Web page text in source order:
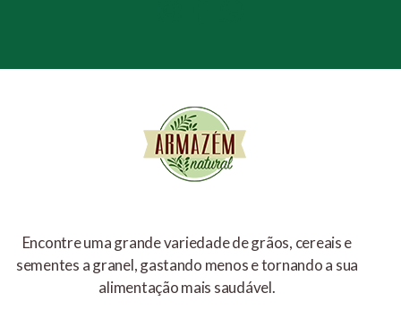
Encontre uma grande variedade de grãos, cereais e
sementes a granel, gastando menos e tornando a sua
alimentação mais saudável.